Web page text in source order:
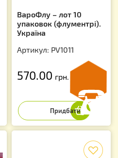
ВароФлу – лот 10
упаковок (флументрі).
Україна
Артикул: PV1011
570.00 грн.